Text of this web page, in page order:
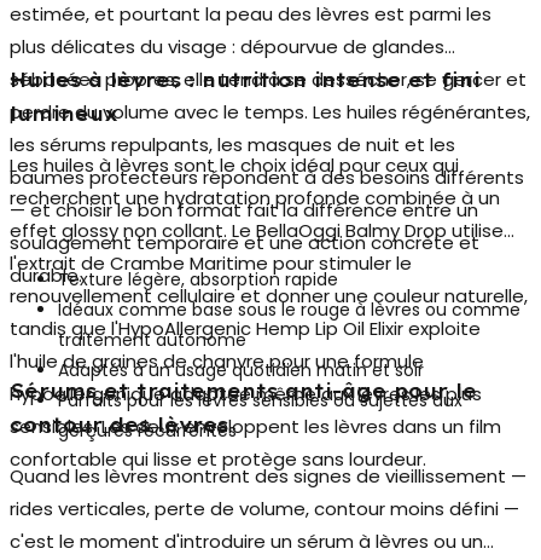
estimée, et pourtant la peau des lèvres est parmi les
plus délicates du visage : dépourvue de glandes
sébacées propres, elle tend à se dessécher, se gercer et
perdre du volume avec le temps. Les huiles régénérantes,
les sérums repulpants, les masques de nuit et les
baumes protecteurs répondent à des besoins différents
— et choisir le bon format fait la différence entre un
soulagement temporaire et une action concrète et
durable.
Huiles à lèvres : nutrition intense et fini
lumineux
Les huiles à lèvres sont le choix idéal pour ceux qui
recherchent une hydratation profonde combinée à un
effet glossy non collant. Le BellaOggi Balmy Drop utilise
l'extrait de Crambe Maritime pour stimuler le
renouvellement cellulaire et donner une couleur naturelle,
tandis que l'HypoAllergenic Hemp Lip Oil Elixir exploite
l'huile de graines de chanvre pour une formule
hypoallergénique adaptée même aux lèvres les plus
sensibles. Les deux enveloppent les lèvres dans un film
confortable qui lisse et protège sans lourdeur.
Texture légère, absorption rapide
Idéaux comme base sous le rouge à lèvres ou comme
traitement autonome
Adaptés à un usage quotidien matin et soir
Parfaits pour les lèvres sensibles ou sujettes aux
gerçures récurrentes
Sérums et traitements anti-âge pour le
contour des lèvres
Quand les lèvres montrent des signes de vieillissement —
rides verticales, perte de volume, contour moins défini —
c'est le moment d'introduire un sérum à lèvres ou un